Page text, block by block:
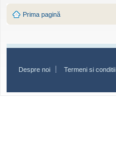
Prima pagină
Despre noi Termeni si conditii